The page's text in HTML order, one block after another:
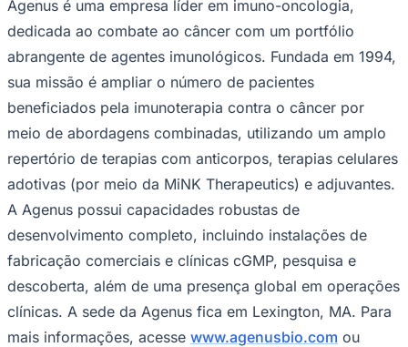
Vasco
Agenus é uma empresa líder em imuno-oncologia,
dedicada ao combate ao câncer com um portfólio
abrangente de agentes imunológicos. Fundada em 1994,
sua missão é ampliar o número de pacientes
beneficiados pela imunoterapia contra o câncer por
meio de abordagens combinadas, utilizando um amplo
repertório de terapias com anticorpos, terapias celulares
adotivas (por meio da MiNK Therapeutics) e adjuvantes.
A Agenus possui capacidades robustas de
desenvolvimento completo, incluindo instalações de
fabricação comerciais e clínicas cGMP, pesquisa e
descoberta, além de uma presença global em operações
clínicas. A sede da Agenus fica em Lexington, MA. Para
mais informações, acesse www.agenusbio.com ou